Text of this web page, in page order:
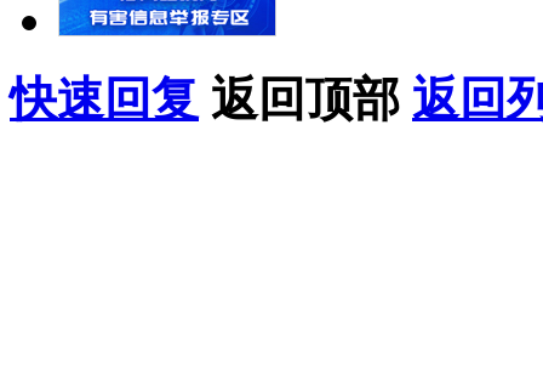
快速回复 返回顶部 返回